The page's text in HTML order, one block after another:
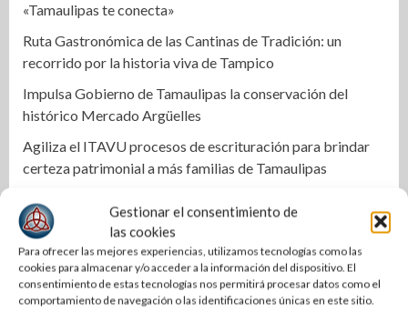
Gestionar el consentimiento de
las cookies
Para ofrecer las mejores experiencias, utilizamos tecnologías como las
cookies para almacenar y/o acceder a la información del dispositivo. El
consentimiento de estas tecnologías nos permitirá procesar datos como el
comportamiento de navegación o las identificaciones únicas en este sitio.
«Tamaulipas te conecta»
Ruta Gastronómica de las Cantinas de Tradición: un
recorrido por la historia viva de Tampico
Impulsa Gobierno de Tamaulipas la conservación del
histórico Mercado Argüelles
Agiliza el ITAVU procesos de escrituración para brindar
certeza patrimonial a más familias de Tamaulipas
Ciudad Madero honra el legado inmortal de Roberto
Cantoral con una emotiva velada artística y cultural
Narro y De la Portilla cierran filas por Altamira
Llama Abraham Vargas a recuperar la confianza de la base
trabajadora del ISSSTE en Tamaulipas